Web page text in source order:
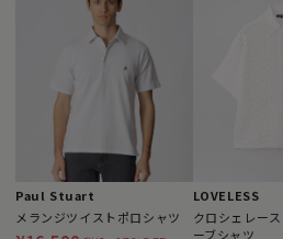
Paul Stuart
メランジツイストポロシャツ
LOVELESS
クロシェレー
ーブシャツ